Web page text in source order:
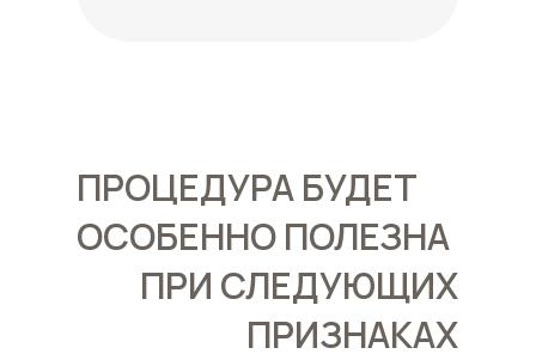
ПРОЦЕДУРА БУДЕТ
ОСОБЕННО ПОЛЕЗНА
ПРИ СЛЕДУЮЩИХ
ПРИЗНАКАХ